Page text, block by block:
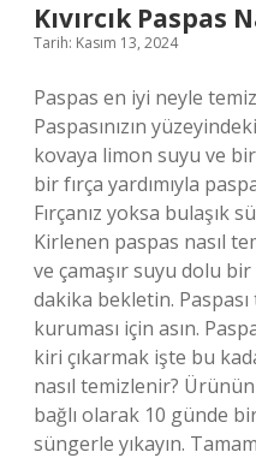
Kıvırcık Paspas
Tarih: Kasım 13, 2024
Paspas en iyi neyle
Paspasınızın
kovaya limon suyu ve
bir fırça yardımıyla
Fırçanız yoksa bulaşık
Kirlenen paspas nasıl
ve çamaşır suyu dolu
dakika bekletin.
kuruması için asın.
kiri çıkarmak işte bu
nasıl temizlenir?
bağlı olarak 10 günde
süngerle yıkayın.